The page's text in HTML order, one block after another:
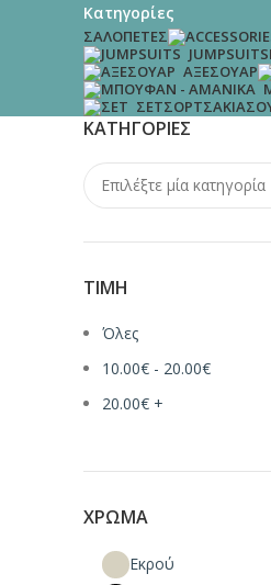
Κατηγορίες
ΣΑΛΟΠΈΤΕΣ
JUMPSUITS
ΑΞΕΣΟΥΆΡ
ΣΕΤΣΟΡΤΣΆΚΙΑ
ΚΑΤΗΓΟΡΊΕΣ
ΤΙΜΉ
Όλες
10.00€ - 20.00€
20.00€ +
ΧΡΏΜΑ
Εκρού